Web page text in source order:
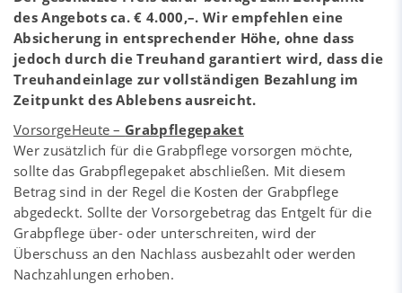
des Angebots ca. € 4.000,–. Wir empfehlen eine
Absicherung in entsprechender Höhe, ohne dass
jedoch durch die Treuhand garantiert wird, dass die
Treuhandeinlage zur vollständigen Bezahlung im
Zeitpunkt des Ablebens ausreicht.
VorsorgeHeute – Grabpflegepaket
Wer zusätzlich für die Grabpflege vorsorgen möchte,
sollte das Grabpflegepaket abschließen. Mit diesem
Betrag sind in der Regel die Kosten der Grabpflege
abgedeckt. Sollte der Vorsorgebetrag das Entgelt für die
Grabpflege über- oder unterschreiten, wird der
Überschuss an den Nachlass ausbezahlt oder werden
Nachzahlungen erhoben.